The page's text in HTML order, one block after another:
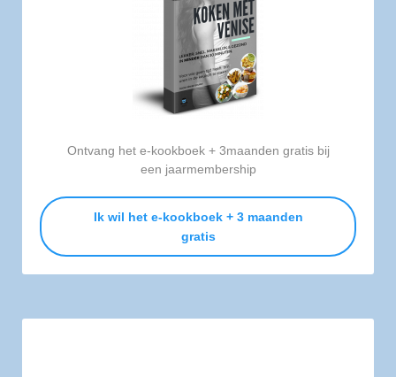
Ontvang het e-kookboek + 3maanden gratis bij
een jaarmembership
Ik wil het e-kookboek + 3 maanden
gratis